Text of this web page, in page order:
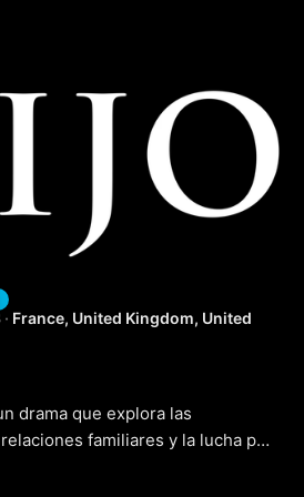
(El hijo)
· France, United Kingdom, United
drama que explora las
familiares y la lucha por
La historia sigue a un